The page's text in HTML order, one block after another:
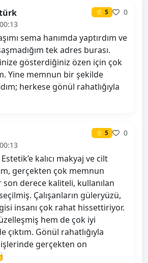
⭐ 5
0
sema hanımda yaptırdım ve
tek adres burası.
gösterdiğiniz özen için çok
Yine memnun bir şekilde
herkese gönül rahatlığıyla
⭐ 5
0
kalıcı makyaj ve cilt
gerçekten çok memnun
son derece kaliteli, kullanılan
Çalışanların güleryüzü,
insanı çok rahat hissettiriyor.
hem de çok iyi
çıktım. Gönül rahatlığıyla
gerçekten on